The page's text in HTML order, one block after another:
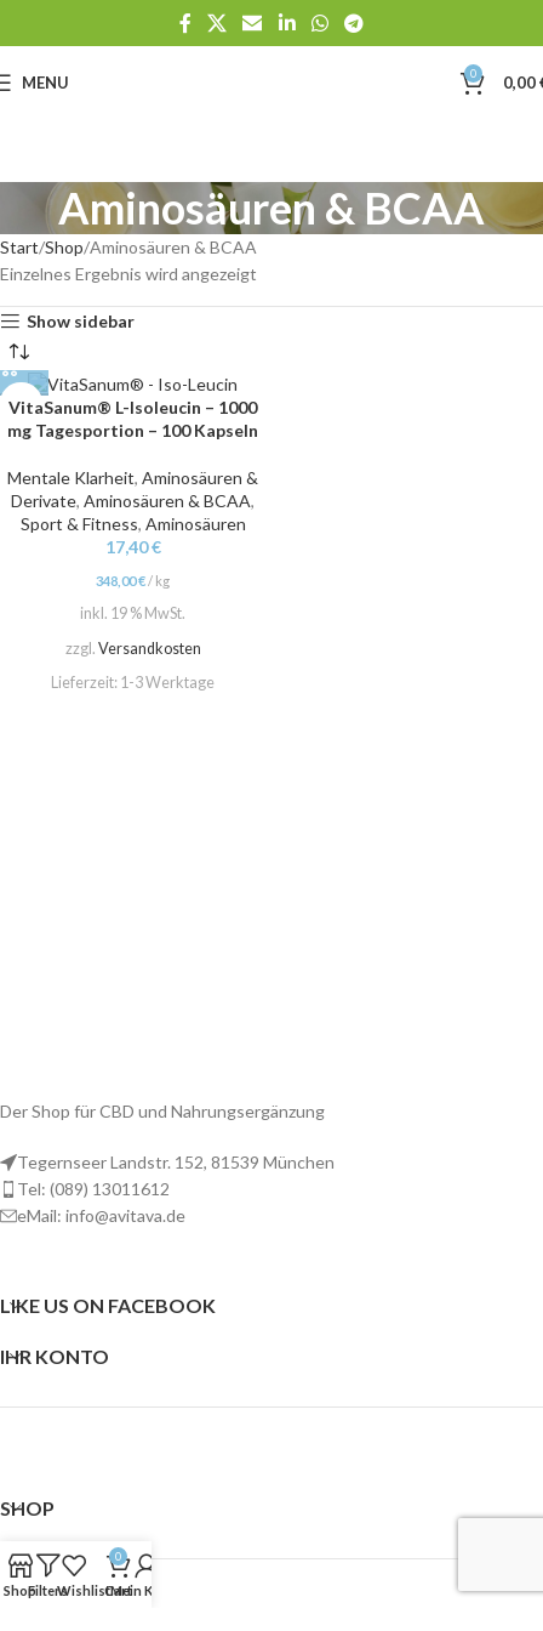
MENU 0 0,00
Aminosäuren & BCAA
Start Shop Aminosäuren & BCAA
Einzelnes Ergebnis wird angezeigt
Show sidebar
VitaSanum® L-Isoleucin – 1000
mg Tagesportion – 100 Kapseln
Mentale Klarheit, Aminosäuren &
Derivate, Aminosäuren & BCAA,
Sport & Fitness, Aminosäuren
17,40€
348,00€/ kg
inkl. 19 % MwSt.
zzgl. Versandkosten
Lieferzeit: 1-3 Werktage
Der Shop für CBD und Nahrungsergänzung
Tegernseer Landstr. 152, 81539 München
Tel: (089) 13011612
eMail: info@avitava.de
LIKE US ON FACEBOOK
IHR KONTO
SHOP
ShopFiltersWishlist
0
Cart
Mein Konto